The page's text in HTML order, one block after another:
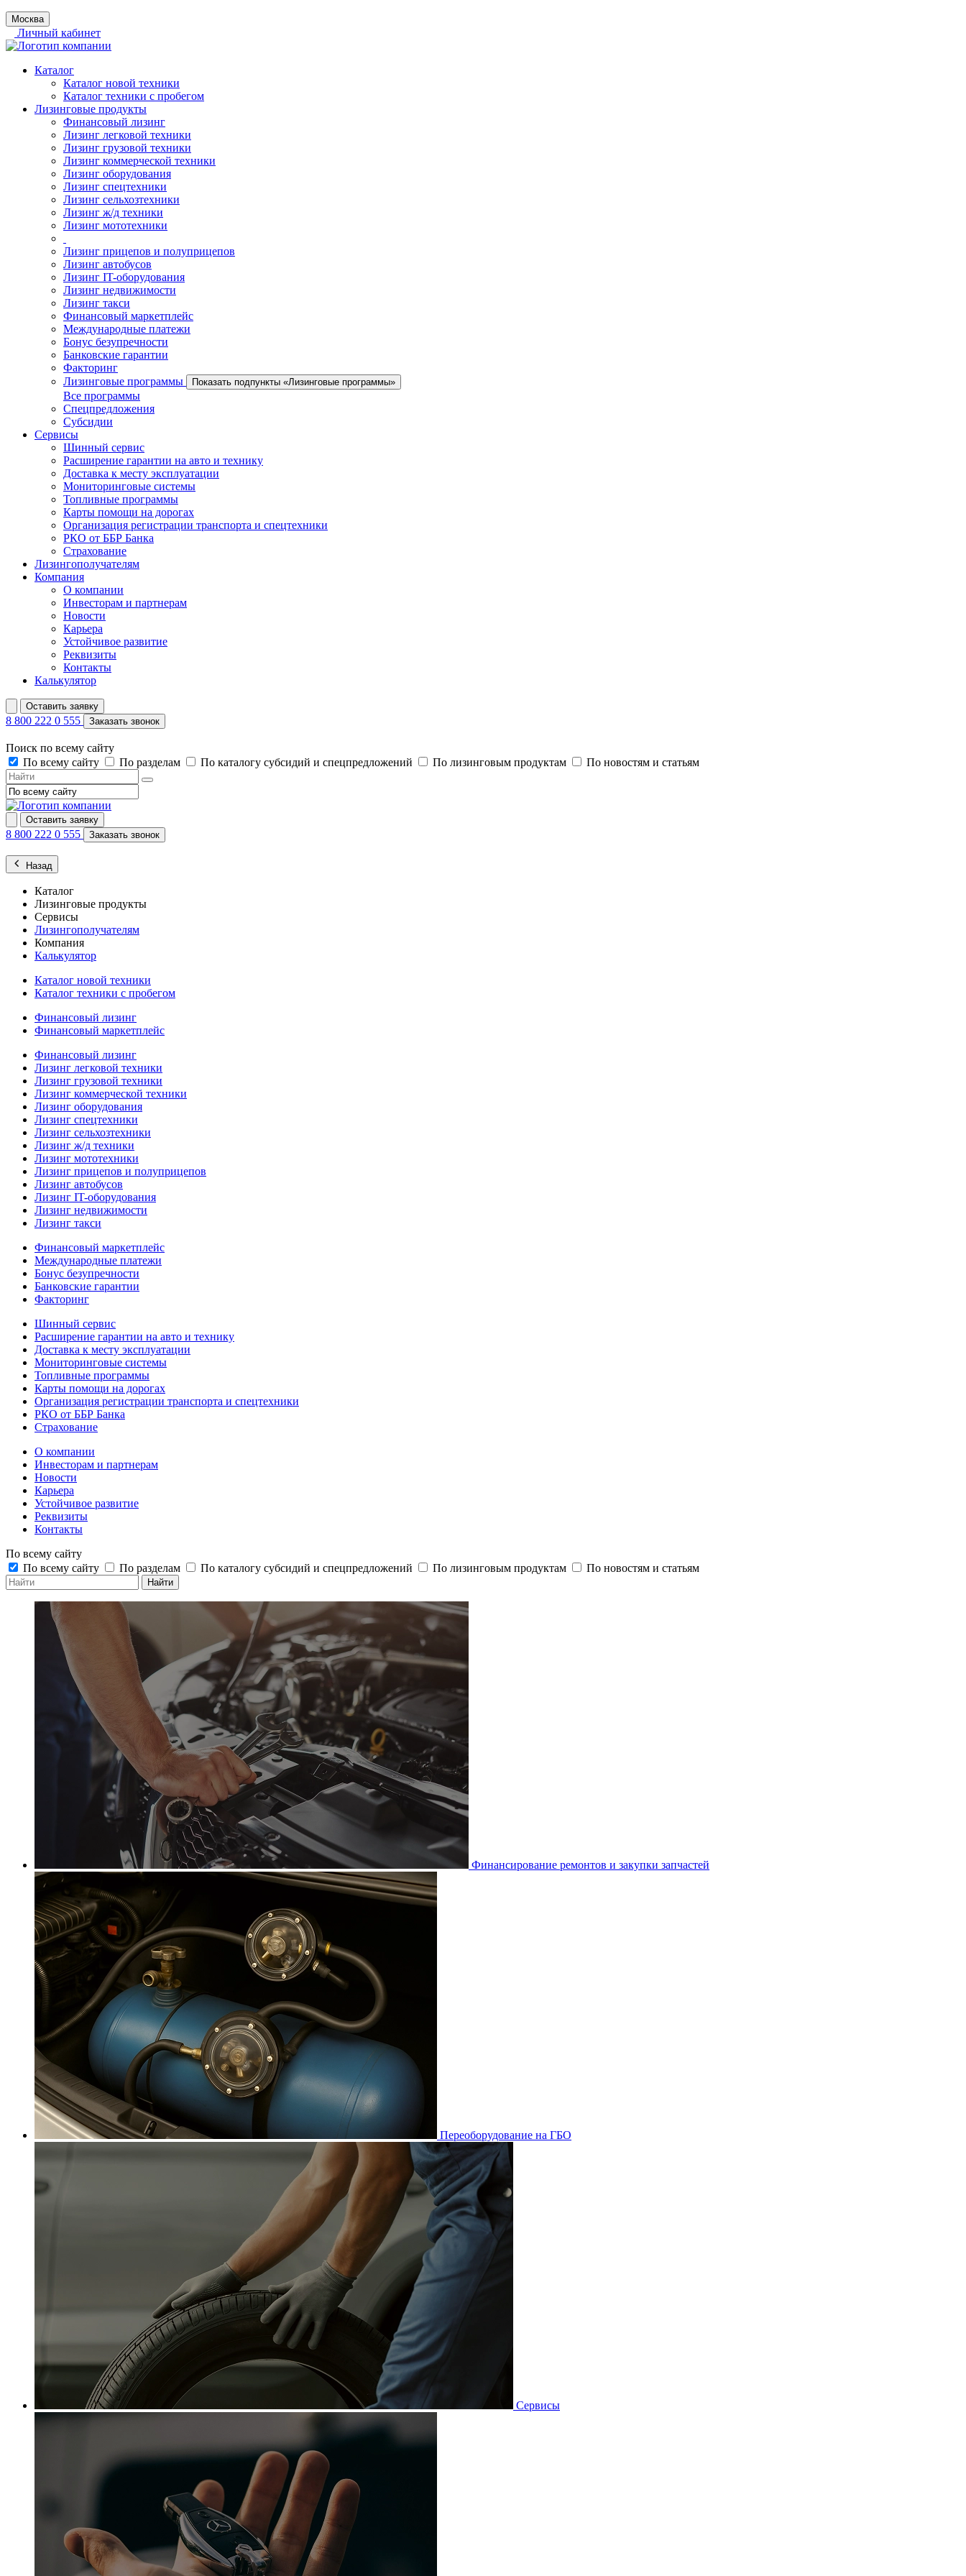
Москва
Личный кабинет
Каталог
Каталог новой техники
Каталог техники с пробегом
Лизинговые продукты
Финансовый лизинг
Лизинг легковой техники
Лизинг грузовой техники
Лизинг коммерческой техники
Лизинг оборудования
Лизинг спецтехники
Лизинг сельхозтехники
Лизинг ж/д техники
Лизинг мототехники
Лизинг прицепов и полуприцепов
Лизинг автобусов
Лизинг IT-оборудования
Лизинг недвижимости
Лизинг такси
Финансовый маркетплейс
Международные платежи
Бонус безупречности
Банковские гарантии
Факторинг
Лизинговые программы
Показать подпункты «Лизинговые программы»
Все программы
Спецпредложения
Субсидии
Сервисы
Шинный сервис
Расширение гарантии на авто и технику
Доставка к месту эксплуатации
Мониторинговые системы
Топливные программы
Карты помощи на дорогах
Организация регистрации транспорта и спецтехники
РКО от ББР Банка
Страхование
Лизингополучателям
Компания
О компании
Инвесторам и партнерам
Новости
Карьера
Устойчивое развитие
Реквизиты
Контакты
Калькулятор
Оставить заявку
8 800 222 0 555 Заказать звонок
Поиск по всему сайту
По всему сайту
По разделам По каталогу субсидий и спецпредложений По лизинговым продуктам По новостям и статьям
Оставить заявку
8 800 222 0 555 Заказать звонок
Назад
Каталог
Лизинговые продукты
Сервисы
Лизингополучателям
Компания
Калькулятор
Каталог новой техники
Каталог техники с пробегом
Финансовый лизинг
Финансовый маркетплейс
Финансовый лизинг
Лизинг легковой техники
Лизинг грузовой техники
Лизинг коммерческой техники
Лизинг оборудования
Лизинг спецтехники
Лизинг сельхозтехники
Лизинг ж/д техники
Лизинг мототехники
Лизинг прицепов и полуприцепов
Лизинг автобусов
Лизинг IT-оборудования
Лизинг недвижимости
Лизинг такси
Финансовый маркетплейс
Международные платежи
Бонус безупречности
Банковские гарантии
Факторинг
Шинный сервис
Расширение гарантии на авто и технику
Доставка к месту эксплуатации
Мониторинговые системы
Топливные программы
Карты помощи на дорогах
Организация регистрации транспорта и спецтехники
РКО от ББР Банка
Страхование
О компании
Инвесторам и партнерам
Новости
Карьера
Устойчивое развитие
Реквизиты
Контакты
По всему сайту
По всему сайту
По разделам По каталогу субсидий и спецпредложений По лизинговым продуктам По новостям и статьям
Найти
Финансирование ремонтов и закупки запчастей
Переоборудование на ГБО
Сервисы